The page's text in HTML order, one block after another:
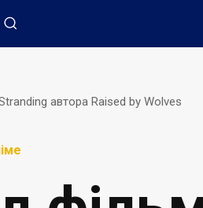
автора Raised by Wolves